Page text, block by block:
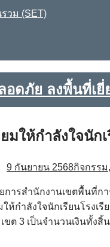
วม (SET)
ดภัย ลงพื้นที่เยี่
ให้กำลังใจนัก
9 กันยายน 2568กิจกรรม,
การสำนักงานเขตพื้
กำลังใจนักเรียนโรง
ต 3 เป็นจำนวนเงินทั้